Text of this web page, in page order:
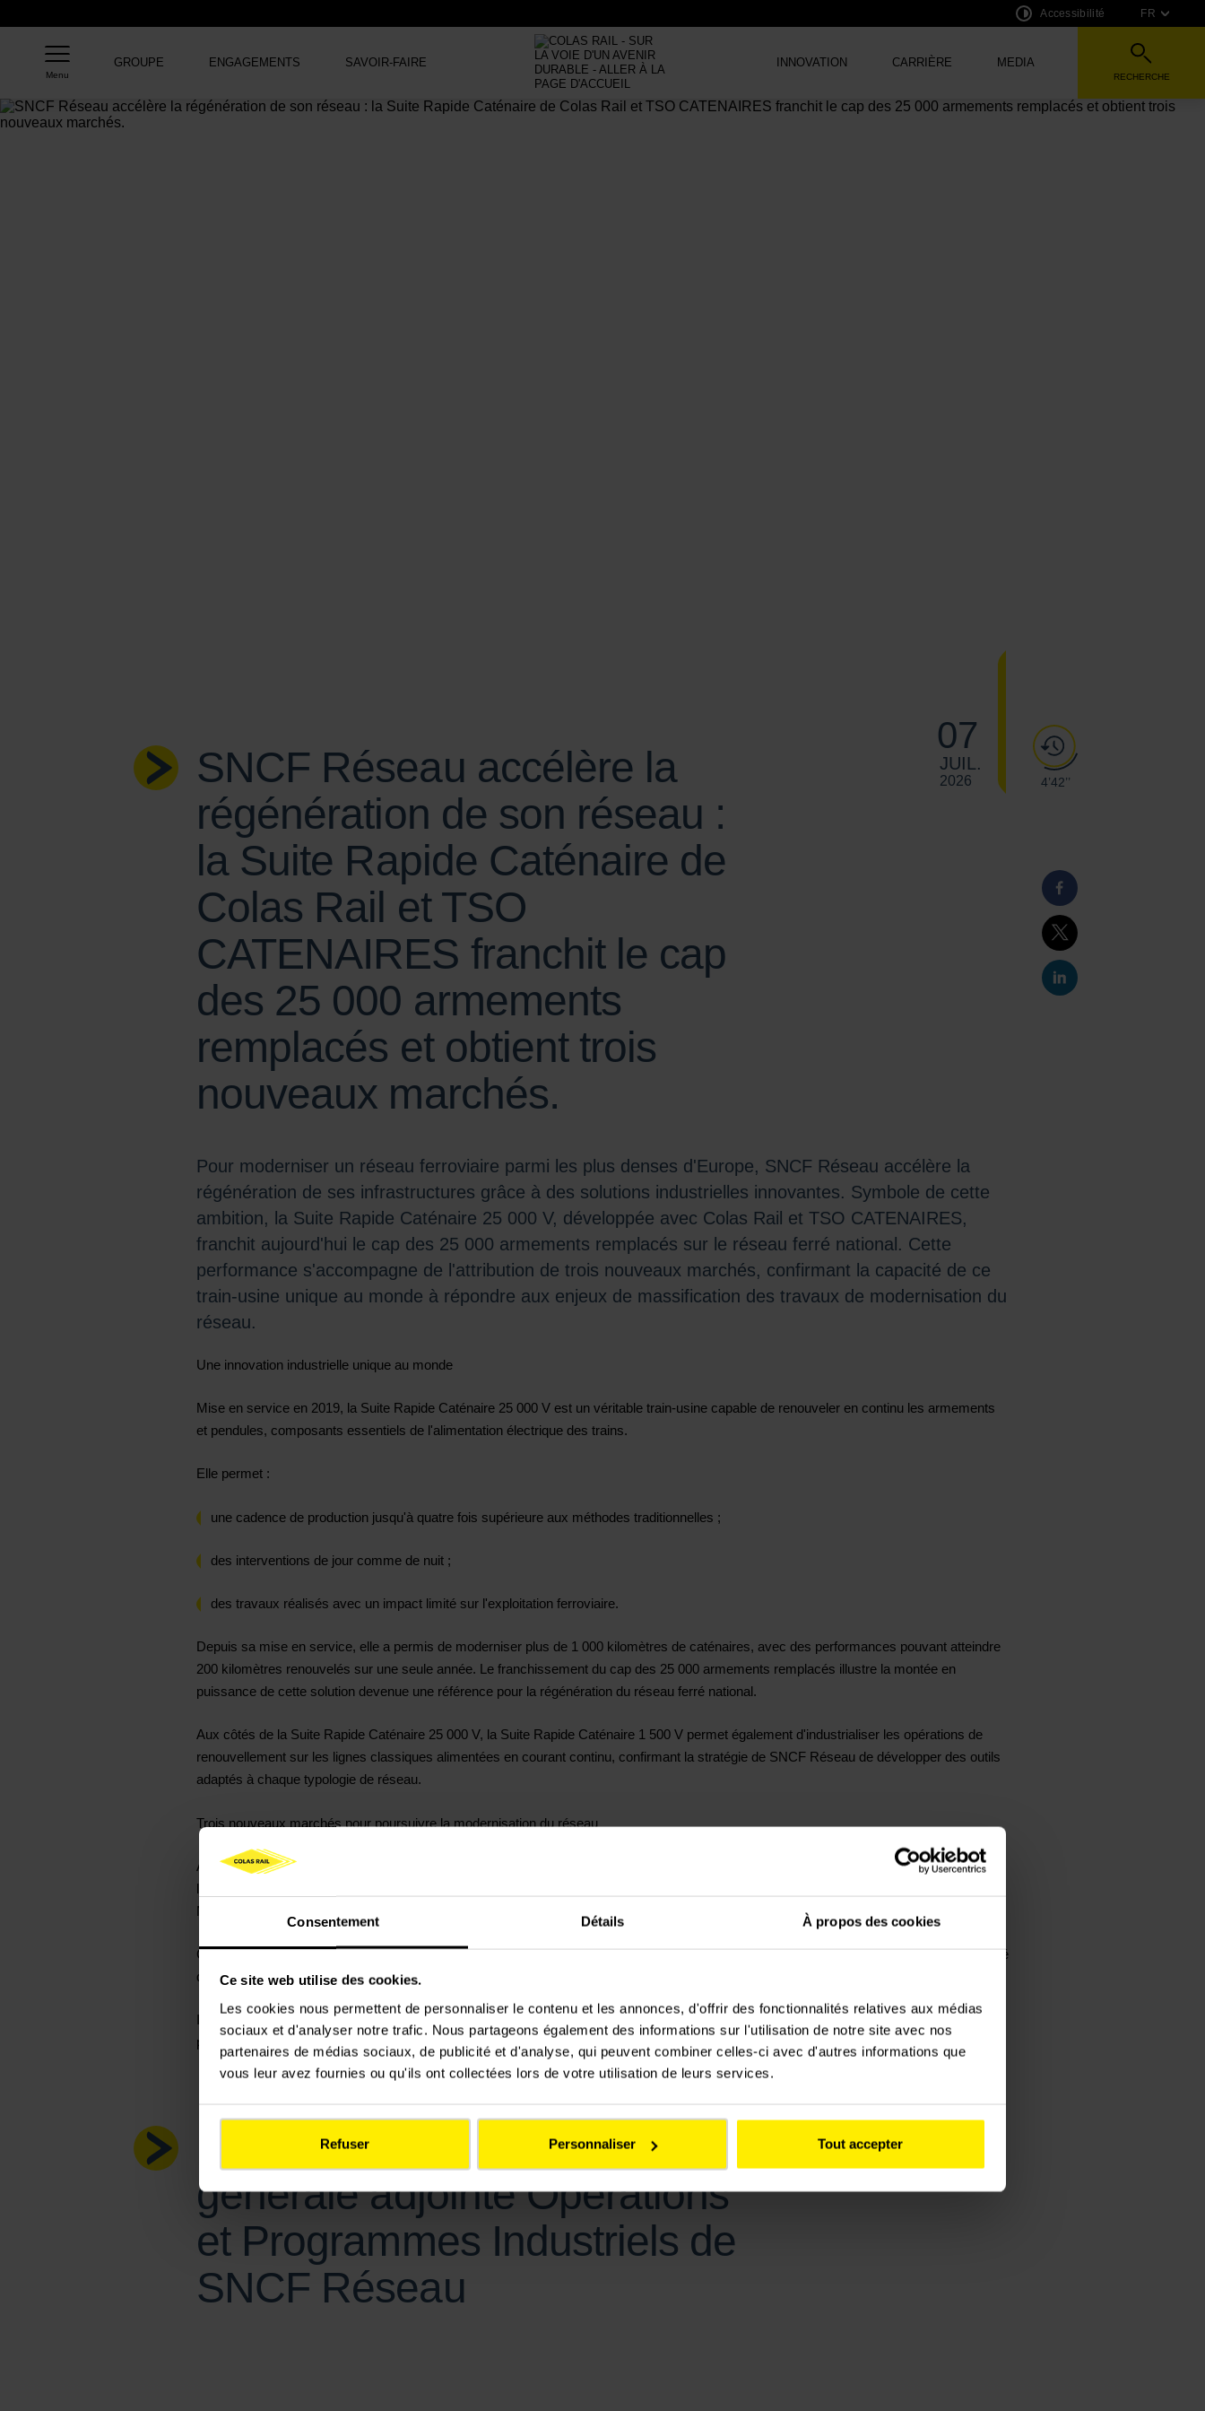
Consentement Détails À propos des cookies
Ce site web utilise des cookies.
Les cookies nous permettent de personnaliser le contenu et les annonces, d'offrir des fonctionnalités relatives aux médias
sociaux et d'analyser notre trafic. Nous partageons également des informations sur l'utilisation de notre site avec nos
partenaires de médias sociaux, de publicité et d'analyse, qui peuvent combiner celles-ci avec d'autres informations que
vous leur avez fournies ou qu'ils ont collectées lors de votre utilisation de leurs services.
Refuser Personnaliser Tout accepter
Accessibilité FR
Menu
GROUPE ENGAGEMENTS SAVOIR-FAIRE INNOVATION CARRIÈRE MEDIA
RECHERCHE
07
JUIL.
2026 4’42’’
SNCF Réseau accélère la
régénération de son réseau :
la Suite Rapide Caténaire de
Colas Rail et TSO
CATENAIRES franchit le cap
des 25 000 armements
remplacés et obtient trois
nouveaux marchés.
Pour moderniser un réseau ferroviaire parmi les plus denses d'Europe, SNCF Réseau accélère la
régénération de ses infrastructures grâce à des solutions industrielles innovantes. Symbole de cette
ambition, la Suite Rapide Caténaire 25 000 V, développée avec Colas Rail et TSO CATENAIRES,
franchit aujourd'hui le cap des 25 000 armements remplacés sur le réseau ferré national. Cette
performance s'accompagne de l'attribution de trois nouveaux marchés, confirmant la capacité de ce
train-usine unique au monde à répondre aux enjeux de massification des travaux de modernisation du
réseau.
Une innovation industrielle unique au monde
Mise en service en 2019, la Suite Rapide Caténaire 25 000 V est un véritable train-usine capable de renouveler en continu les armements
et pendules, composants essentiels de l'alimentation électrique des trains.
Elle permet :
une cadence de production jusqu'à quatre fois supérieure aux méthodes traditionnelles ;
des interventions de jour comme de nuit ;
des travaux réalisés avec un impact limité sur l'exploitation ferroviaire.
Depuis sa mise en service, elle a permis de moderniser plus de 1 000 kilomètres de caténaires, avec des performances pouvant atteindre
200 kilomètres renouvelés sur une seule année. Le franchissement du cap des 25 000 armements remplacés illustre la montée en
puissance de cette solution devenue une référence pour la régénération du réseau ferré national.
Aux côtés de la Suite Rapide Caténaire 25 000 V, la Suite Rapide Caténaire 1 500 V permet également d'industrialiser les opérations de
renouvellement sur les lignes classiques alimentées en courant continu, confirmant la stratégie de SNCF Réseau de développer des outils
adaptés à chaque typologie de réseau.
Trois nouveaux marchés pour poursuivre la modernisation du réseau
À l'issue du dernier appel d'offres lancé par SNCF Réseau, le groupement Colas Rail – TSO CATENAIRES a été retenu pour poursuivre
les travaux de régénération des caténaires 25 000 V sur trois zones stratégiques du territoire : Provence-Alpes-Côte d'Azur, Nord-Est
Normandie et Centre.
Ces nouveaux marchés témoignent de la confiance renouvelée accordée au groupement et de la pertinence du modèle industriel développé
depuis plusieurs années.
Ils contribueront directement à améliorer la régularité des circulations et à accompagner le développement d'un transport ferroviaire plus
performant et plus durable.
Estelle Masclet, Directrice
générale adjointe Opérations
et Programmes Industriels de
SNCF Réseau